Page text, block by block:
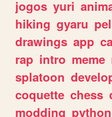
jogos yuri
hiking gyaru
drawings app
rap intro meme
splatoon
coquette chess
modding python